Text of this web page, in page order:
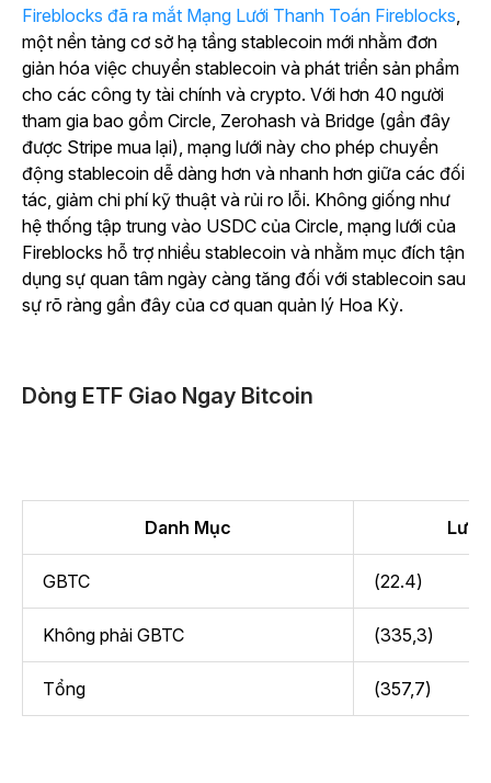
Fireblocks đã ra mắt Mạng Lưới Thanh Toán Fireblocks,
một nền tảng cơ sở hạ tầng stablecoin mới nhằm đơn
giản hóa việc chuyển stablecoin và phát triển sản phẩm
cho các công ty tài chính và crypto. Với hơn 40 người
tham gia bao gồm Circle, Zerohash và Bridge (gần đây
được Stripe mua lại), mạng lưới này cho phép chuyển
động stablecoin dễ dàng hơn và nhanh hơn giữa các đối
tác, giảm chi phí kỹ thuật và rủi ro lỗi. Không giống như
hệ thống tập trung vào USDC của Circle, mạng lưới của
Fireblocks hỗ trợ nhiều stablecoin và nhằm mục đích tận
dụng sự quan tâm ngày càng tăng đối với stablecoin sau
sự rõ ràng gần đây của cơ quan quản lý Hoa Kỳ.
Dòng ETF Giao Ngay Bitcoin
Danh Mục Lưu
GBTC (22.4)
Không phải GBTC (335,3)
Tổng (357,7)